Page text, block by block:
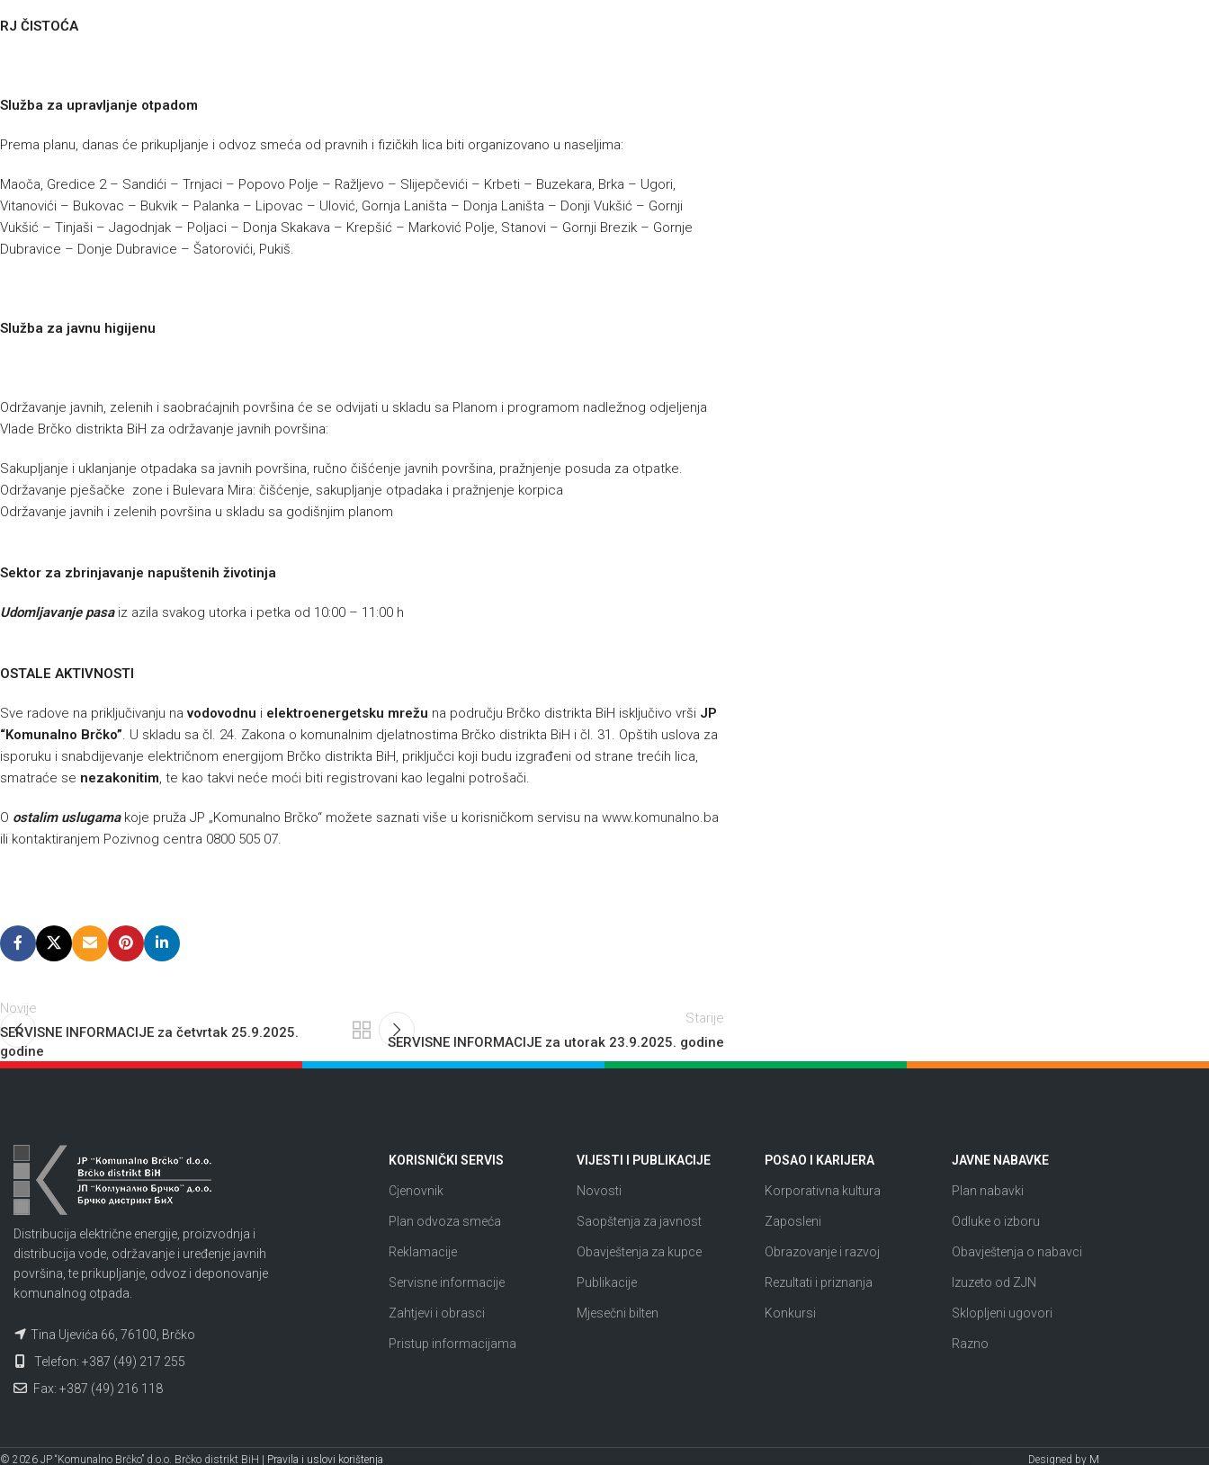
RJ ČISTOĆA
Služba za upravljanje otpadom
Prema planu, danas će prikupljanje i odvoz smeća od pravnih i fizičkih lica biti organizovano u naseljima:
Maoča, Gredice 2 – Sandići – Trnjaci – Popovo Polje – Ražljevo – Slijepčevići – Krbeti – Buzekara, Brka – Ugori,
Vitanovići – Bukovac – Bukvik – Palanka – Lipovac – Ulović, Gornja Laništa – Donja Laništa – Donji Vukšić – Gornji
Vukšić – Tinjaši – Jagodnjak – Poljaci – Donja Skakava – Krepšić – Marković Polje, Stanovi – Gornji Brezik – Gornje
Dubravice – Donje Dubravice – Šatorovići, Pukiš.
Služba za javnu higijenu
Održavanje javnih, zelenih i saobraćajnih površina će se odvijati u skladu sa Planom i programom nadležnog odjeljenja
Vlade Brčko distrikta BiH za održavanje javnih površina:
Sakupljanje i uklanjanje otpadaka sa javnih površina, ručno čišćenje javnih površina, pražnjenje posuda za otpatke.
Održavanje pješačke zone i Bulevara Mira: čišćenje, sakupljanje otpadaka i pražnjenje korpica
Održavanje javnih i zelenih površina u skladu sa godišnjim planom
Sektor za zbrinjavanje napuštenih životinja
Udomljavanje pasaiz azila svakog utorka i petka od 10:00 – 11:00 h
OSTALE AKTIVNOSTI
Sve radove na priključivanju navodovodnu i elektroenergetsku mrežu na području Brčko distrikta BiH isključivo vrši JP
“Komunalno Brčko”. U skladu sa čl. 24. Zakona o komunalnim djelatnostima Brčko distrikta BiH i čl. 31. Opštih uslova za
isporuku i snabdijevanje električnom energijom Brčko distrikta BiH, priključci koji budu izgrađeni od strane trećih lica,
smatraće se nezakonitim, te kao takvi neće moći biti registrovani kao legalni potrošači.
O ostalim uslugamakoje pruža JP „Komunalno Brčko“ možete saznati više u korisničkom servisu na www.komunalno.ba
ili kontaktiranjem Pozivnog centra 0800 505 07.
Novije
SERVISNE INFORMACIJE za četvrtak 25.9.2025.
godine
Starije
SERVISNE INFORMACIJE za utorak 23.9.2025. godine
Distribucija električne energije, proizvodnja i
distribucija vode, održavanje i uređenje javnih
površina, te prikupljanje, odvoz i deponovanje
komunalnog otpada.
Tina Ujevića 66, 76100, Brčko
Telefon: +387 (49) 217 255
Fax: +387 (49) 216 118
KORISNIČKI SERVIS
Cjenovnik
Plan odvoza smeća
Reklamacije
Servisne informacije
Zahtjevi i obrasci
Pristup informacijama
VIJESTI I PUBLIKACIJE
Novosti
Saopštenja za javnost
Obavještenja za kupce
Publikacije
Mjesečni bilten
POSAO I KARIJERA
Korporativna kultura
Zaposleni
Obrazovanje i razvoj
Rezultati i priznanja
Konkursi
JAVNE NABAVKE
Plan nabavki
Odluke o izboru
Obavještenja o nabavci
Izuzeto od ZJN
Sklopljeni ugovori
Razno
© 2026 JP “Komunalno Brčko” d.o.o. Brčko distrikt BiH | Pravila i uslovi korištenja Designed by M